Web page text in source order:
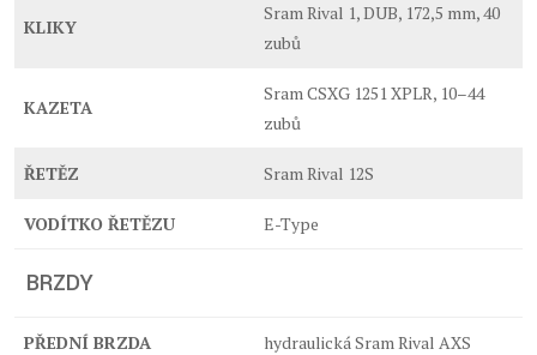
KLIKY
Sram Rival 1, DUB, 172,5 mm, 40
zubů
KAZETA
Sram CSXG 1251 XPLR, 10–44
zubů
ŘETĚZ Sram Rival 12S
VODÍTKO ŘETĚZU E-Type
BRZDY
PŘEDNÍ BRZDA hydraulická Sram Rival AXS